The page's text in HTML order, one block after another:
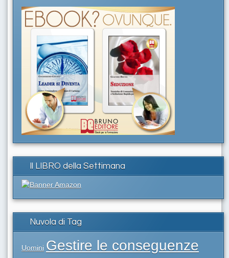
Il LIBRO della Settimana
Nuvola di Tag
Uomini Gestire le conseguenze